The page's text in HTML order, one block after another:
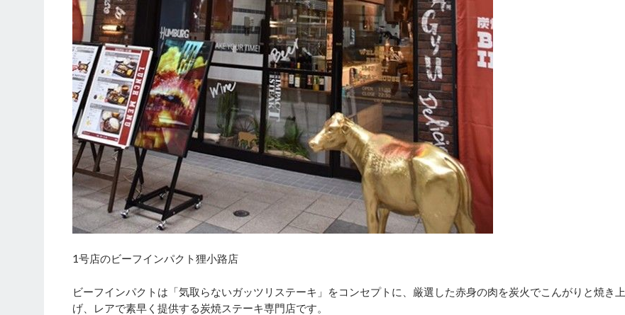
1号店のビーフインパクト狸小路店
ビーフインパクトは「気取らないガッツリステーキ」をコンセプトに、厳選した赤身の肉を炭火でこんがりと焼き上
げ、レアで素早く提供する炭焼ステーキ専門店です。